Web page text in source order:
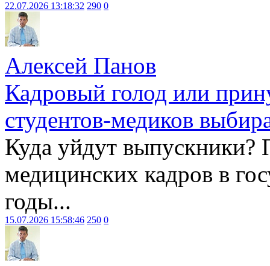
22.07.2026 13:18:32 290 0
Алексей Панов
Кадровый голод или
студентов-медиков
Куда уйдут выпускники?
медицинских кадров в
годы...
15.07.2026 15:58:46 250 0